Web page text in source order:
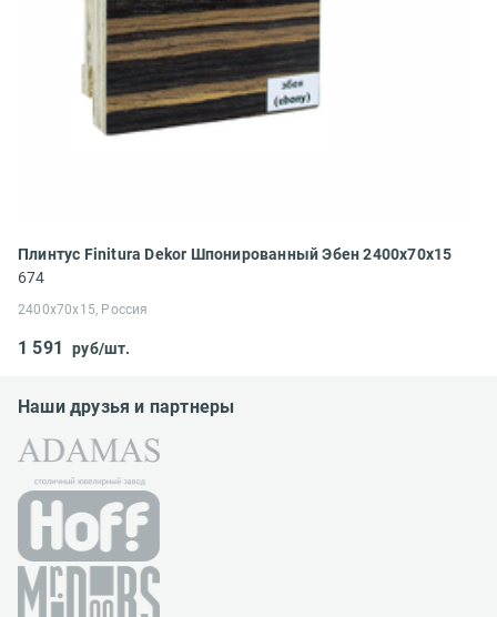
Плинтус Finitura Dekor Шпонированный Эбен 2400x70x15
674
2400x70x15, Россия
1 591 руб/шт.
Наши друзья и партнеры